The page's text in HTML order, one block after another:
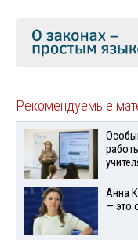
Рекомендуемые
Анна
— это